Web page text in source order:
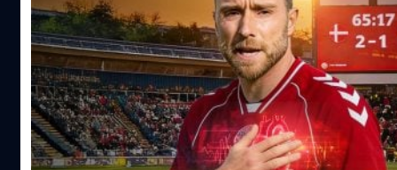
ไวที่สุดเพื่อกันเชื้อโรค โดยดึงคอลลาเจนมาสานกันจนแน่น…
Brief History of Tomorrow' โดยมีแก่นความเชื่อที่ว่า
จักรวาลนี้ประกอบขึ้นจากการไหลเวียนของข้อมูล หรือ Data
flows คุณค่าของทุกสิ่ง ไม่ว่าจะเป็นสิ่งมีชีวิต ธรรมชาติ หรือ
เครื่องจักร ล้วนถูกกำหนดโดยความสามารถในการประมวลผล
ข้อมูลไว้แล้ว ตามแนวคิด Dataism สิ่งมีชีวิตรวมถึงตัวมนุษย์
เองก็เป็นเพียง 'อัลกอริทึมทางชีวเคมี' และเมื่อเทคโนโลยี
ก้าวหน้าขึ้น ระบบคอมพิวเตอร์และ AI ก็สามารถที่จะประมวล
เดจาวู ! ‘เอริกเซน’ วูบกลางสนามซ้ำสอง ปลุก
คำถาม เป็นโรคหัวใจ ทำไมยังเตะบอลได้ ?
ภาพข่าวที่เผยให้เห็นอาการหมดสติของคริสเตียน เอริกเซน
(Christian Eriksen) นักฟุตบอลชื่อดัง อายุ 34 ปี ชาว
เดนมาร์ก ที่เคยค้าแข้งกับสโมสรดังมานับไม่ถ้วน ได้สร้างความ
กังวลให้กับแฟนบอลทั่วโลก หลังในเกมอุ่นเครื่องกระชับมิตร